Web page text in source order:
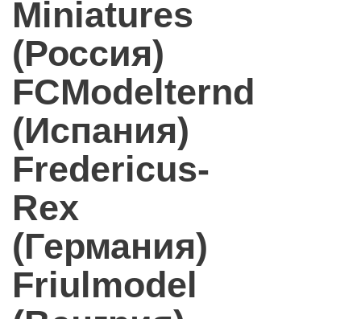
Miniatures
(Россия)
FCModelternd
(Испания)
Fredericus-
Rex
(Германия)
Friulmodel